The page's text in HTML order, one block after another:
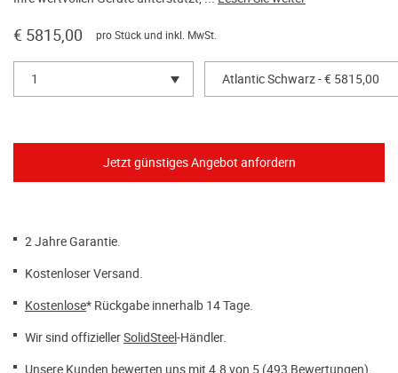
€ 5815,00 pro Stück und inkl. MwSt.
1 Atlantic Schwarz - € 5815,00
2 Jahre Garantie.
Kostenloser Versand.
Kostenlose* Rückgabe innerhalb 14 Tage.
Wir sind offiziellerSolidSteel-Händler.
Unsere Kunden bewerten uns mit 4.8 von 5 (493 Bewertungen).